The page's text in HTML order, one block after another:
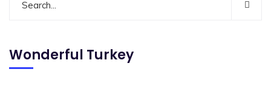
Wonderful Turkey